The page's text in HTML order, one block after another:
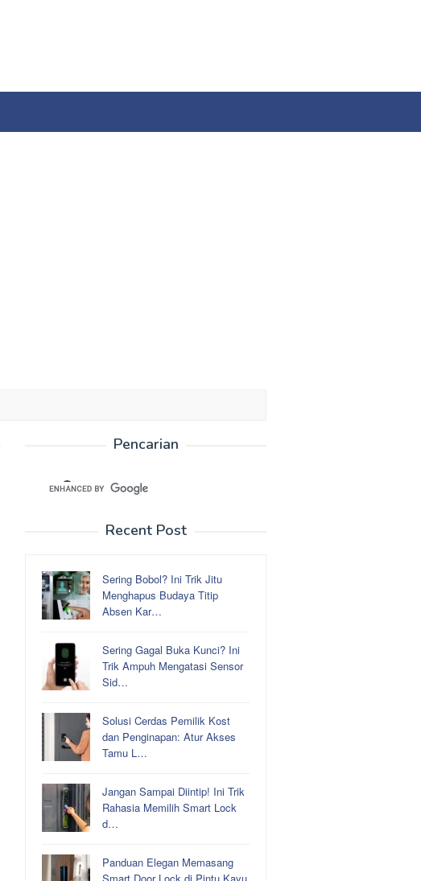
Pencarian
Recent Post
Sering Bobol? Ini Trik Jitu
Menghapus Budaya Titip
Absen Kar…
Sering Gagal Buka Kunci? Ini
Trik Ampuh Mengatasi Sensor
Sid…
Solusi Cerdas Pemilik Kost
dan Penginapan: Atur Akses
Tamu L…
Jangan Sampai Diintip! Ini Trik
Rahasia Memilih Smart Lock
d…
Panduan Elegan Memasang